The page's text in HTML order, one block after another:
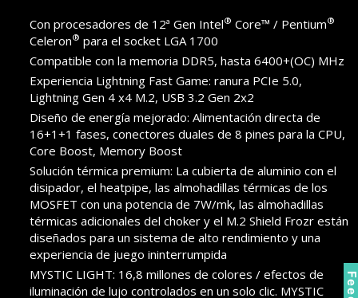
Con procesadores de 12ª Gen Intel® Core™ / Pentium®
Celeron® para el socket LGA 1700
Compatible con la memoria DDR5, hasta 6400+(OC) MHz
Experiencia Lightning Fast Game: ranura PCIe 5.0,
Lightning Gen 4 x4 M.2, USB 3.2 Gen 2x2
Diseño de energía mejorado: Alimentación directa de
16+1+1 fases, conectores duales de 8 pines para la CPU,
Core Boost, Memory Boost
Solución térmica premium: La cubierta de aluminio con el
disipador, el heatpipe, las almohadillas térmicas de los
MOSFET con una potencia de 7W/mk, las almohadillas
térmicas adicionales del choker y el M.2 Shield Frozr están
diseñados para un sistema de alto rendimiento y una
experiencia de juego ininterrumpida
MYSTIC LIGHT: 16,8 millones de colores / efectos de
iluminación de lujo controlados en un solo clic. MYSTIC